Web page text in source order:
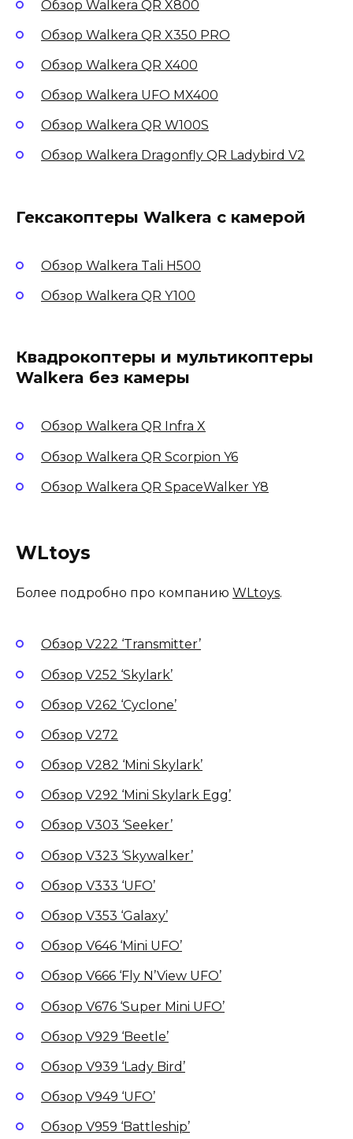
Обзор Walkera QR X800
Обзор Walkera QR X350 PRO
Обзор Walkera QR X400
Обзор Walkera UFO MX400
Обзор Walkera QR W100S
Обзор Walkera Dragonfly QR Ladybird V2
Гексакоптеры Walkera с камерой
Обзор Walkera Tali H500
Обзор Walkera QR Y100
Квадрокоптеры и мультикоптеры
Walkera без камеры
Обзор Walkera QR Infra X
Обзор Walkera QR Scorpion Y6
Обзор Walkera QR SpaceWalker Y8
WLtoys
Более подробно про компанию WLtoys.
Обзор V222 ‘Transmitter’
Обзор V252 ‘Skylark’
Обзор V262 ‘Cyclone’
Обзор V272
Обзор V282 ‘Mini Skylark’
Обзор V292 ‘Mini Skylark Egg’
Обзор V303 ‘Seeker’
Обзор V323 ‘Skywalker’
Обзор V333 ‘UFO’
Обзор V353 ‘Galaxy’
Обзор V646 ‘Mini UFO’
Обзор V666 ‘Fly N’View UFO’
Обзор V676 ‘Super Mini UFO’
Обзор V929 ‘Beetle’
Обзор V939 ‘Lady Bird’
Обзор V949 ‘UFO’
Обзор V959 ‘Battleship’